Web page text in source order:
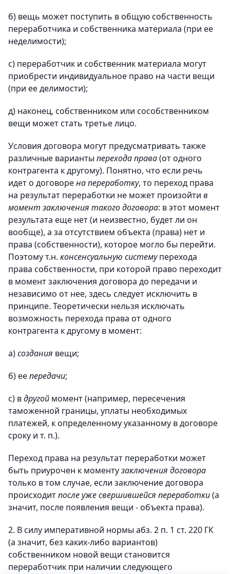
б) вещь может поступить в общую собственность
переработчика и собственника материала (при ее
неделимости);
c) переработчик и собственник материала могут
приобрести индивидуальное право на части вещи
(при ее делимости);
д) наконец, собственником или сособственником
вещи может стать третье лицо.
Условия договора могут предусматривать также
различные варианты перехода права(от одного
контрагента к другому). Понятно, что если речь
идет о договорена переработку, то переход права
на результат переработки не может произойти в
момент заключения такого договора: в этот момент
результата еще нет (и неизвестно, будет ли он
вообще), а за отсутствием объекта (права) нет и
права (собственности), которое могло бы перейти.
Поэтому т.н. консенсуальную системуперехода
права собственности, при которой право переходит
в момент заключения договора до передачи и
независимо от нее, здесь следует исключить в
принципе. Теоретически нельзя исключать
возможность перехода права от одного
контрагента к другому в момент:
a)создания вещи;
б) еепередачи;
c) вдругой момент (например, пересечения
таможенной границы, уплаты необходимых
платежей, к определенному указанному в договоре
сроку и т. п.).
Переход права на результат переработки может
быть приурочен к моментузаключения договора
только в том случае, если заключение договора
происходитпосле уже свершившейся переработки(а
значит, после появления вещи - объекта права).
2. В силу императивной нормы абз. 2 п. 1 ст. 220 ГК
(а значит, без каких-либо вариантов)
собственником новой вещи становится
переработчик при наличии следующего